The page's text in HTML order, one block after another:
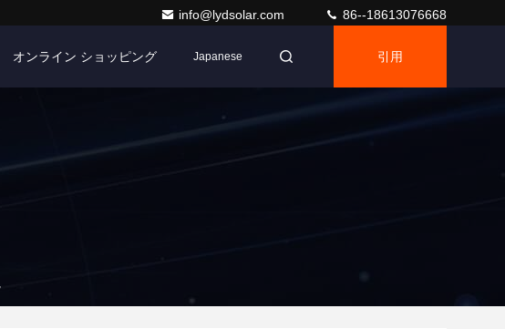
info@lydsolar.com 86--18613076668
オンライン ショッピング Japanese 引用